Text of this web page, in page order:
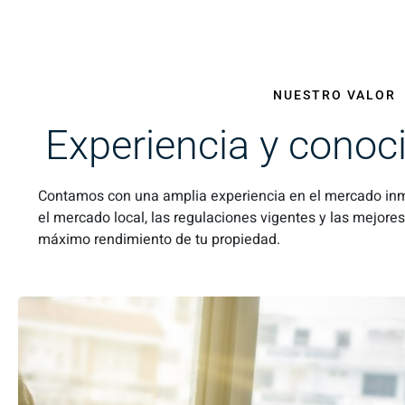
NUESTRO VALOR
Experiencia y
Contamos con una amplia experiencia en el mercado
el mercado local, las regulaciones vigentes y las
máximo rendimiento de tu propiedad.